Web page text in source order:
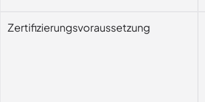
Zertifizierungsvoraussetzung